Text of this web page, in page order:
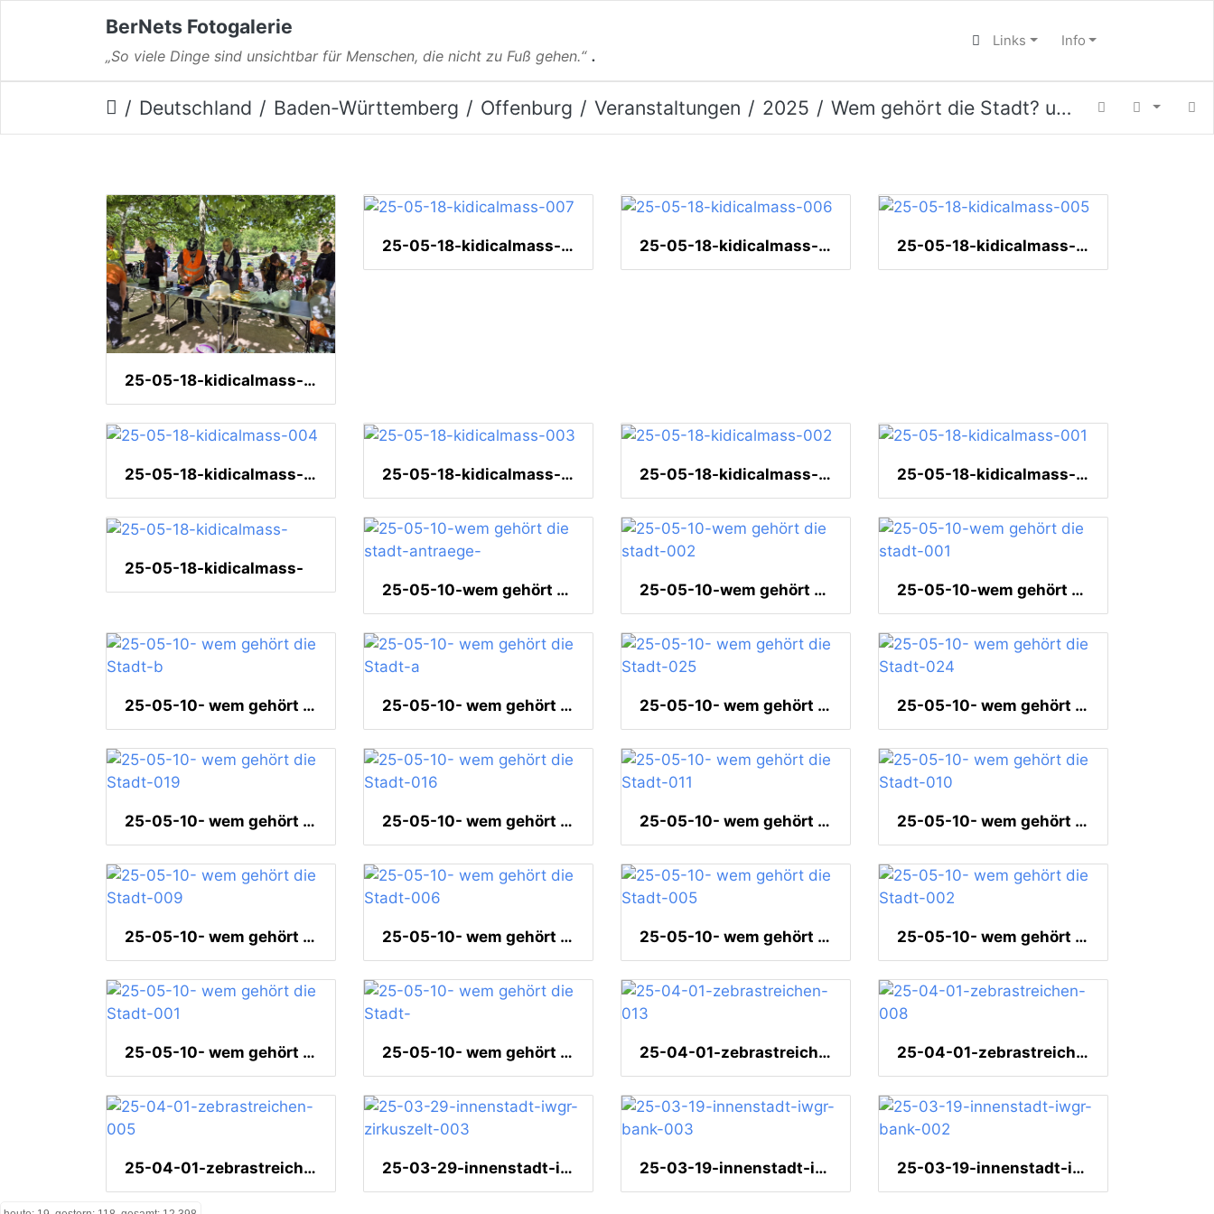
BerNets Fotogalerie
„So viele Dinge sind unsichtbar für Menschen, die nicht zu Fuß gehen.“ .
Links Info
Deutschland Baden-Württemberg Offenburg Veranstaltungen 2025 Wem gehört die Stadt? und andere
25-05-18-kidicalmass-008
25-05-18-kidicalmass-007 25-05-18-kidicalmass-006 25-05-18-kidicalmass-005
25-05-18-kidicalmass-004 25-05-18-kidicalmass-003 25-05-18-kidicalmass-002 25-05-18-kidicalmass-001
25-05-18-kidicalmass-
25-05-10-wem gehört die stadt-antraege-
25-05-10-wem gehört die stadt-002 25-05-10-wem gehört die stadt-001
25-05-10- wem gehört die Stadt-b 25-05-10- wem gehört die Stadt-a 25-05-10- wem gehört die Stadt-025 25-05-10- wem gehört die Stadt-024
25-05-10- wem gehört die Stadt-019 25-05-10- wem gehört die Stadt-016 25-05-10- wem gehört die Stadt-011 25-05-10- wem gehört die Stadt-010
25-05-10- wem gehört die Stadt-009 25-05-10- wem gehört die Stadt-006 25-05-10- wem gehört die Stadt-005 25-05-10- wem gehört die Stadt-002
25-05-10- wem gehört die Stadt-001 25-05-10- wem gehört die Stadt- 25-04-01-zebrastreichen-013 25-04-01-zebrastreichen-008
25-04-01-zebrastreichen-005 25-03-29-innenstadt-iwgr-zirkuszelt-003 25-03-19-innenstadt-iwgr-bank-003 25-03-19-innenstadt-iwgr-bank-002